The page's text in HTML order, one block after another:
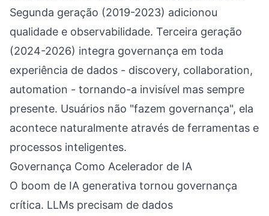
Segunda geração (2019-2023) adicionou
qualidade e observabilidade. Terceira geração
(2024-2026) integra governança em toda
experiência de dados - discovery, collaboration,
automation - tornando-a invisível mas sempre
presente. Usuários não "fazem governança", ela
acontece naturalmente através de ferramentas e
processos inteligentes.
Governança Como Acelerador de IA
O boom de IA generativa tornou governança
crítica. LLMs precisam de dados